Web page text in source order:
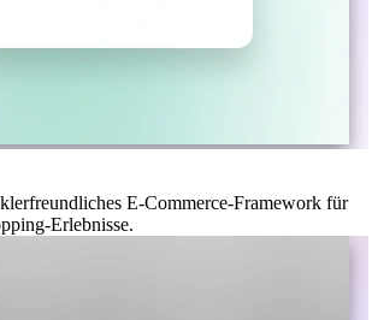
E-Commerce-Framework für
Erlebnisse.